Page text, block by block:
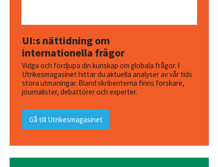
UI:s nättidning om
internationella frågor
Vidga och fördjupa din kunskap om globala frågor. I
Utrikesmagasinet hittar du aktuella analyser av vår tids
stora utmaningar. Bland skribenterna finns forskare,
journalister, debattörer och experter.
Gå till Utrikesmagasinet